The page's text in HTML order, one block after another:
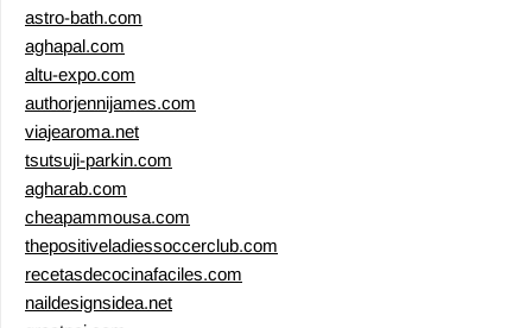
astro-bath.com
aghapal.com
altu-expo.com
authorjennijames.com
viajearoma.net
tsutsuji-parkin.com
agharab.com
cheapammousa.com
thepositiveladiessoccerclub.com
recetasdecocinafaciles.com
naildesignsidea.net